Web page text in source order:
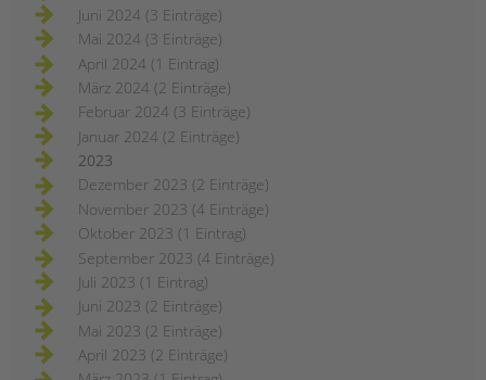
Juni 2024 (3 Einträge)
Mai 2024 (3 Einträge)
April 2024 (1 Eintrag)
März 2024 (2 Einträge)
Februar 2024 (3 Einträge)
Januar 2024 (2 Einträge)
2023
Dezember 2023 (2 Einträge)
November 2023 (4 Einträge)
Oktober 2023 (1 Eintrag)
September 2023 (4 Einträge)
Juli 2023 (1 Eintrag)
Juni 2023 (2 Einträge)
Mai 2023 (2 Einträge)
April 2023 (2 Einträge)